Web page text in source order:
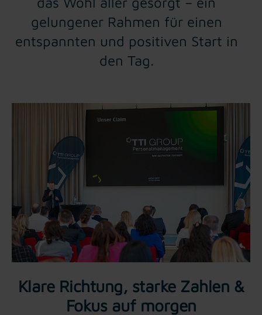
gelungener Rahmen für einen
entspannten und positiven Start in
den Tag.
Klare Richtung, starke Zahlen &
Fokus auf morgen